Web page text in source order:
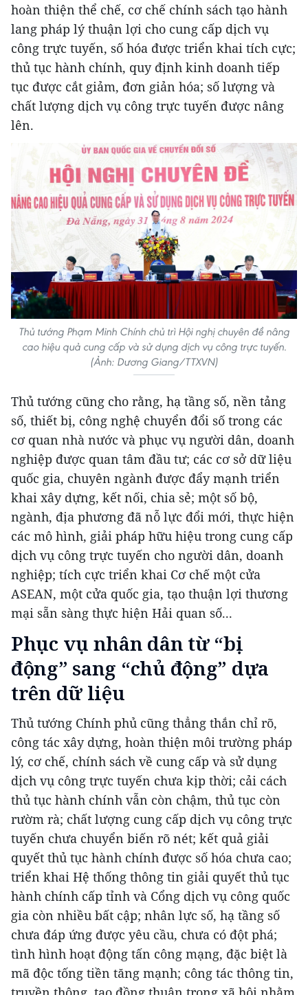
hoàn thiện thể chế, cơ chế chính sách tạo hành
lang pháp lý thuận lợi cho cung cấp dịch vụ
công trực tuyến, số hóa được triển khai tích cực;
thủ tục hành chính, quy định kinh doanh tiếp
tục được cắt giảm, đơn giản hóa; số lượng và
chất lượng dịch vụ công trực tuyến được nâng
lên.
Thủ tướng Phạm Minh Chính chủ trì Hội nghị chuyên đề nâng
cao hiệu quả cung cấp và sử dụng dịch vụ công trực tuyến.
(Ảnh: Dương Giang/TTXVN)
Thủ tướng cũng cho rằng, hạ tầng số, nền tảng
số, thiết bị, công nghệ chuyển đổi số trong các
cơ quan nhà nước và phục vụ người dân, doanh
nghiệp được quan tâm đầu tư; các cơ sở dữ liệu
quốc gia, chuyên ngành được đẩy mạnh triển
khai xây dựng, kết nối, chia sẻ; một số bộ,
ngành, địa phương đã nỗ lực đổi mới, thực hiện
các mô hình, giải pháp hữu hiệu trong cung cấp
dịch vụ công trực tuyến cho người dân, doanh
nghiệp; tích cực triển khai Cơ chế một cửa
ASEAN, một cửa quốc gia, tạo thuận lợi thương
mại sẵn sàng thực hiện Hải quan số...
Phục vụ nhân dân từ “bị
động” sang “chủ động” dựa
trên dữ liệu
Thủ tướng Chính phủ cũng thẳng thắn chỉ rõ,
công tác xây dựng, hoàn thiện môi trường pháp
lý, cơ chế, chính sách về cung cấp và sử dụng
dịch vụ công trực tuyến chưa kịp thời; cải cách
thủ tục hành chính vẫn còn chậm, thủ tục còn
rườm rà; chất lượng cung cấp dịch vụ công trực
tuyến chưa chuyển biến rõ nét; kết quả giải
quyết thủ tục hành chính được số hóa chưa cao;
triển khai Hệ thống thông tin giải quyết thủ tục
hành chính cấp tỉnh và Cổng dịch vụ công quốc
gia còn nhiều bất cập; nhân lực số, hạ tầng số
chưa đáp ứng được yêu cầu, chưa có đột phá;
tình hình hoạt động tấn công mạng, đặc biệt là
mã độc tống tiền tăng mạnh; công tác thông tin,